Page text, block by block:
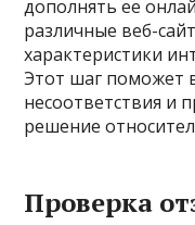
дополнять ее
различные веб-
характеристики
Этот шаг поможет
несоответствия и
решение
Проверка